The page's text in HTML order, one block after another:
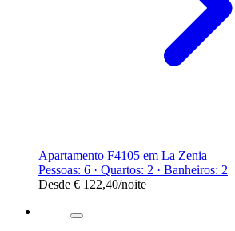
Apartamento F4105 em La Zenia
Pessoas: 6 · Quartos: 2 · Banheiros: 2
Desde € 122,40/noite